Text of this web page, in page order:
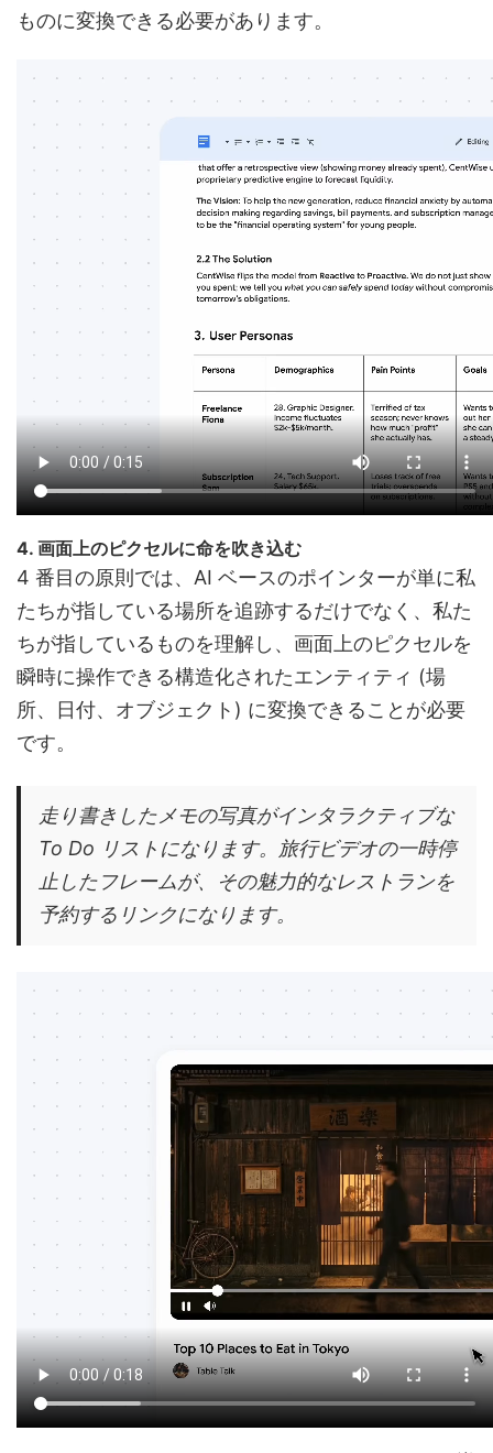
ものに変換できる必要があります。
4. 画面上のピクセルに命を吹き込む
4 番目の原則では、AI ベースのポインターが単に私
たちが指している場所を追跡するだけでなく、私た
ちが指しているものを理解し、画面上のピクセルを
瞬時に操作できる構造化されたエンティティ (場
所、日付、オブジェクト) に変換できることが必要
です。
走り書きしたメモの写真がインタラクティブな
To Do リストになります。旅行ビデオの一時停
止したフレームが、その魅力的なレストランを
予約するリンクになります。